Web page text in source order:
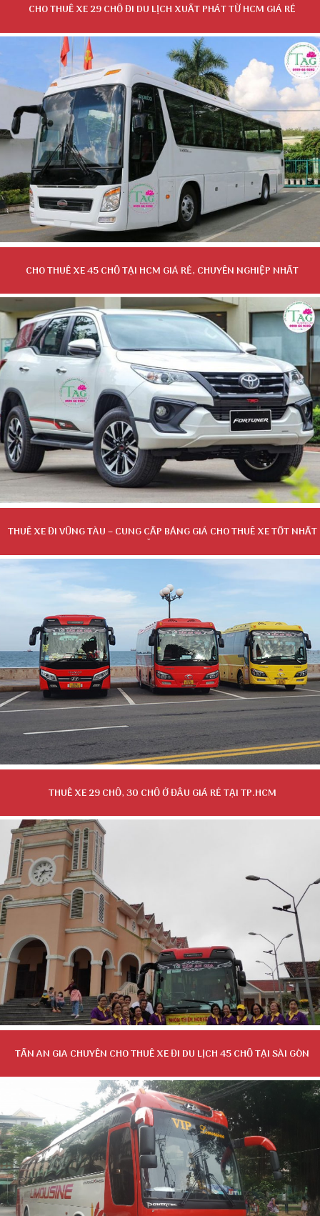
CHO THUÊ XE 29 CHỖ ĐI DU LỊCH XUẤT PHÁT TỪ HCM GIÁ RẺ
CHO THUÊ XE 45 CHỖ TẠI HCM GIÁ RẺ, CHUYÊN NGHIỆP NHẤT
THUÊ XE ĐI VŨNG TÀU – CUNG CẤP BẢNG GIÁ CHO THUÊ XE TỐT NHẤT
NĂM 2023
THUÊ XE 29 CHỖ, 30 CHỖ Ở ĐÂU GIÁ RẺ TẠI TP.HCM
TẤN AN GIA CHUYÊN CHO THUÊ XE ĐI DU LỊCH 45 CHỖ TẠI SÀI GÒN